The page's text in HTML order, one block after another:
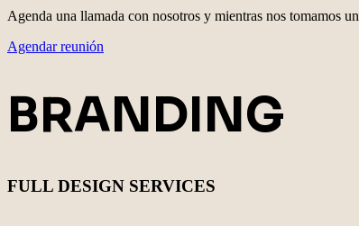
Agenda una llamada con nosotros y mientras nos tomamos un
Agendar reunión
BRANDING
FULL DESIGN SERVICES